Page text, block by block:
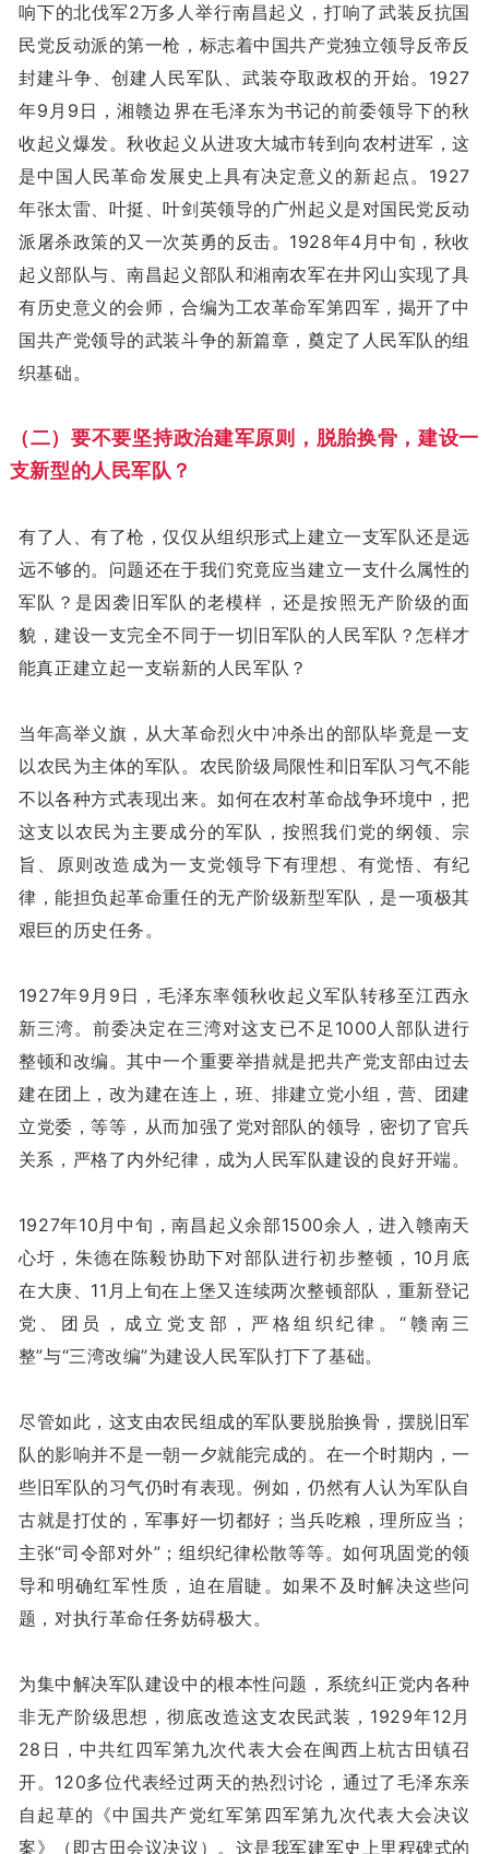
响下的北伐军2万多人举行南昌起义，打响了武装反抗国
民党反动派的第一枪，标志着中国共产党独立领导反帝反
封建斗争、创建人民军队、武装夺取政权的开始。1927
年9月9日，湘赣边界在毛泽东为书记的前委领导下的秋
收起义爆发。秋收起义从进攻大城市转到向农村进军，这
是中国人民革命发展史上具有决定意义的新起点。1927
年张太雷、叶挺、叶剑英领导的广州起义是对国民党反动
派屠杀政策的又一次英勇的反击。1928年4月中旬，秋收
起义部队与、南昌起义部队和湘南农军在井冈山实现了具
有历史意义的会师，合编为工农革命军第四军，揭开了中
国共产党领导的武装斗争的新篇章，奠定了人民军队的组
织基础。
（二）要不要坚持政治建军原则，脱胎换骨，建设一
支新型的人民军队？
有了人、有了枪，仅仅从组织形式上建立一支军队还是远
远不够的。问题还在于我们究竟应当建立一支什么属性的
军队？是因袭旧军队的老模样，还是按照无产阶级的面
貌，建设一支完全不同于一切旧军队的人民军队？怎样才
能真正建立起一支崭新的人民军队？
当年高举义旗，从大革命烈火中冲杀出的部队毕竟是一支
以农民为主体的军队。农民阶级局限性和旧军队习气不能
不以各种方式表现出来。如何在农村革命战争环境中，把
这支以农民为主要成分的军队，按照我们党的纲领、宗
旨、原则改造成为一支党领导下有理想、有觉悟、有纪
律，能担负起革命重任的无产阶级新型军队，是一项极其
艰巨的历史任务。
1927年9月9日，毛泽东率领秋收起义军队转移至江西永
新三湾。前委决定在三湾对这支已不足1000人部队进行
整顿和改编。其中一个重要举措就是把共产党支部由过去
建在团上，改为建在连上，班、排建立党小组，营、团建
立党委，等等，从而加强了党对部队的领导，密切了官兵
关系，严格了内外纪律，成为人民军队建设的良好开端。
1927年10月中旬，南昌起义余部1500余人，进入赣南天
心圩，朱德在陈毅协助下对部队进行初步整顿，10月底
在大庚、11月上旬在上堡又连续两次整顿部队，重新登记
党、团员，成立党支部，严格组织纪律。“赣南三
整”与“三湾改编”为建设人民军队打下了基础。
尽管如此，这支由农民组成的军队要脱胎换骨，摆脱旧军
队的影响并不是一朝一夕就能完成的。在一个时期内，一
些旧军队的习气仍时有表现。例如，仍然有人认为军队自
古就是打仗的，军事好一切都好；当兵吃粮，理所应当；
主张“司令部对外”；组织纪律松散等等。如何巩固党的领
导和明确红军性质，迫在眉睫。如果不及时解决这些问
题，对执行革命任务妨碍极大。
为集中解决军队建设中的根本性问题，系统纠正党内各种
非无产阶级思想，彻底改造这支农民武装，1929年12月
28日，中共红四军第九次代表大会在闽西上杭古田镇召
开。120多位代表经过两天的热烈讨论，通过了毛泽东亲
自起草的《中国共产党红军第四军第九次代表大会决议
案》（即古田会议决议）。这是我军建军史上里程碑式的